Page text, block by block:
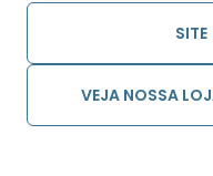
SITE
VEJA NOSSA